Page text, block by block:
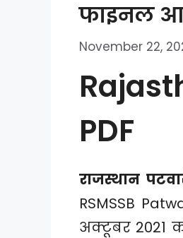
फाइनल
November 22,
PDF
राजस्थान
RSMSSB
अक्टूबर 2021